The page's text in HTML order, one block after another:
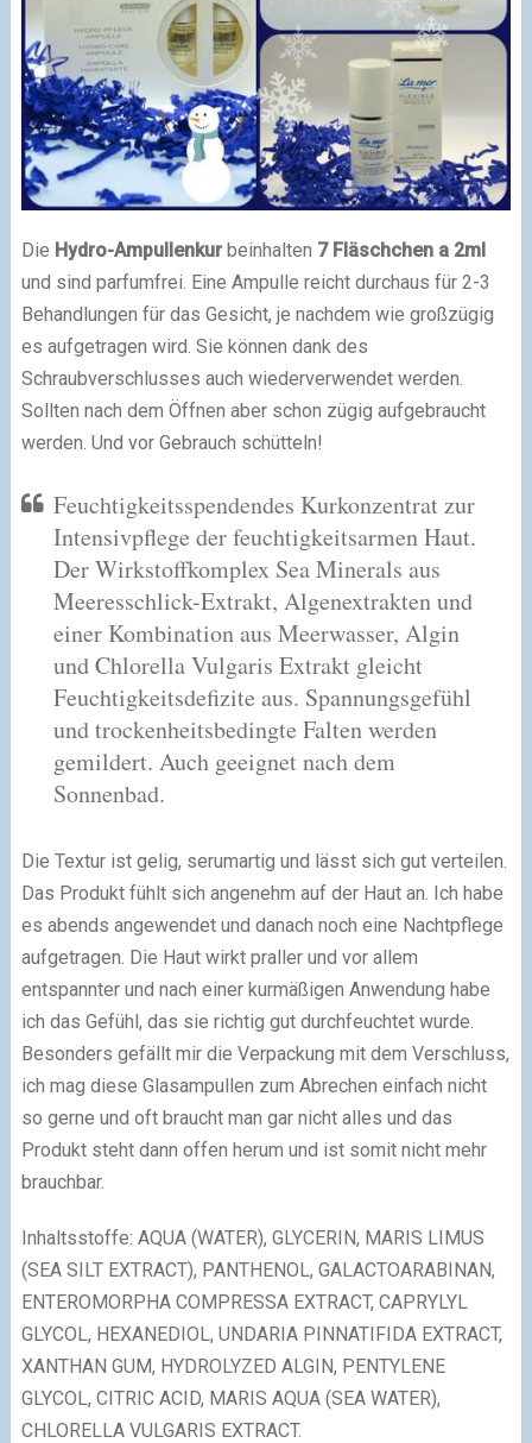
Die Hydro-Ampullenkurbeinhalten 7 Fläschchen a 2ml
und sind parfumfrei. Eine Ampulle reicht durchaus für 2-3
Behandlungen für das Gesicht, je nachdem wie großzügig
es aufgetragen wird. Sie können dank des
Schraubverschlusses auch wiederverwendet werden.
Sollten nach dem Öffnen aber schon zügig aufgebraucht
werden. Und vor Gebrauch schütteln!
Feuchtigkeitsspendendes Kurkonzentrat zur
Intensivpflege der feuchtigkeitsarmen Haut.
Der Wirkstoffkomplex Sea Minerals aus
Meeresschlick-Extrakt, Algenextrakten und
einer Kombination aus Meerwasser, Algin
und Chlorella Vulgaris Extrakt gleicht
Feuchtigkeitsdefizite aus. Spannungsgefühl
und trockenheitsbedingte Falten werden
gemildert. Auch geeignet nach dem
Sonnenbad.
Die Textur ist gelig, serumartig und lässt sich gut verteilen.
Das Produkt fühlt sich angenehm auf der Haut an. Ich habe
es abends angewendet und danach noch eine Nachtpflege
aufgetragen. Die Haut wirkt praller und vor allem
entspannter und nach einer kurmäßigen Anwendung habe
ich das Gefühl, das sie richtig gut durchfeuchtet wurde.
Besonders gefällt mir die Verpackung mit dem Verschluss,
ich mag diese Glasampullen zum Abrechen einfach nicht
so gerne und oft braucht man gar nicht alles und das
Produkt steht dann offen herum und ist somit nicht mehr
brauchbar.
Inhaltsstoffe: AQUA (WATER), GLYCERIN, MARIS LIMUS
(SEA SILT EXTRACT), PANTHENOL, GALACTOARABINAN,
ENTEROMORPHA COMPRESSA EXTRACT, CAPRYLYL
GLYCOL, HEXANEDIOL, UNDARIA PINNATIFIDA EXTRACT,
XANTHAN GUM, HYDROLYZED ALGIN, PENTYLENE
GLYCOL, CITRIC ACID, MARIS AQUA (SEA WATER),
CHLORELLA VULGARIS EXTRACT.